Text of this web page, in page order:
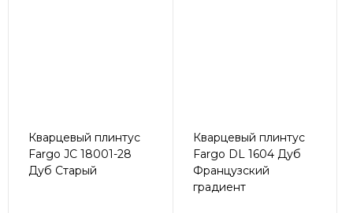
Кварцевый плинтус
Fargo JC 18001-28
Дуб Старый
Кварцевый плинтус
Fargo DL 1604 Дуб
Французский
градиент